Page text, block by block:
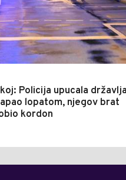
Policija upucala
lopatom, njegov brat
kordon